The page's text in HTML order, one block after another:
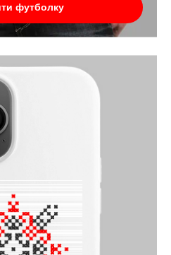
футболку